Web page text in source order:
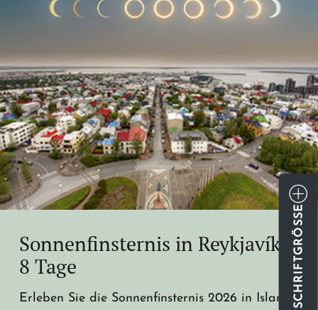
Sonnenfinsternis in Reykjavík -
8 Tage
Erleben Sie die Sonnenfinsternis 2026 in Island!SCHRIFTGRÖSSE